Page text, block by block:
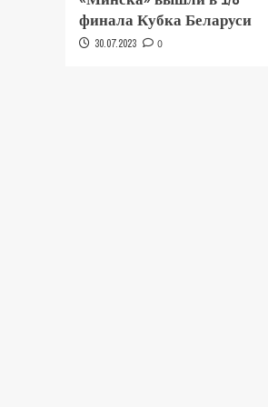
финала Кубка Беларуси
30.07.2023 0